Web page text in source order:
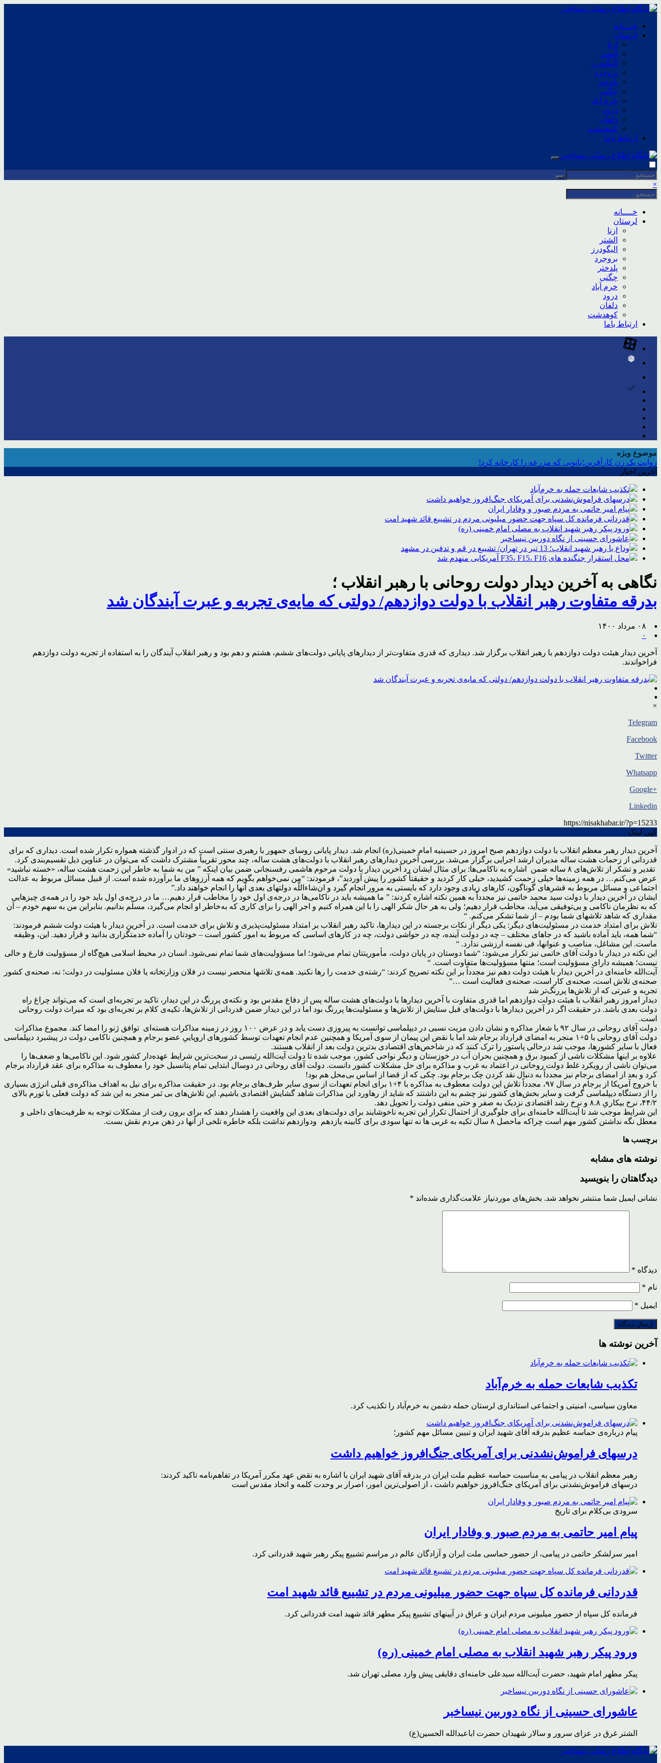
خــــانه
لرستان
ازنا
الشتر
الیگودرز
بروجرد
پلدختر
چگنی
خرم آباد
درود
دلفان
کوهدشت
ارتباط باما
×
خــــانه
لرستان
ازنا
الشتر
الیگودرز
بروجرد
پلدختر
چگنی
خرم آباد
درود
دلفان
کوهدشت
ارتباط باما
موضوع ویژه
روایت یک زن کارآفرین؛بانویی که مزرعه را کارخانه کرد!
آخرین اخبار
تکذیب شایعات حمله به خرم‌آباد
درسهای فراموش‌نشدنی برای آمریکای جنگ‌افروز خواهیم داشت
پیام امیر حاتمی به مردم صبور و وفادار ایران
قدردانی فرمانده کل سپاه جهت حضور میلیونی مردم در تشییع قائد شهید امت
ورود پیکر رهبر شهید انقلاب به مصلی امام خمینی (ره)
عاشورای حسینی از نگاه دوربین نیساخبر
وداع با رهبر شهید انقلاب؛ 13 تیر در تهران/ تشییع در قم و تدفین در مشهد
محل استقرار جنگنده های F35، F15، F16 آمریکایی منهدم شد
نگاهی به آخرین دیدار دولت روحانی با رهبر انقلاب ؛
بدرقه‌ متفاوت رهبر انقلاب با دولت دوازدهم/ دولتی که مایه‌ی تجربه و عبرت آیندگان شد
۰۸ مرداد ۱۴۰۰
۰
آخرین دیدار هیئت دولت دوازدهم با رهبر انقلاب برگزار شد. دیداری که قدری متفاوت‌تر از دیدارهای پایانی دولت‌های ششم، هشتم و دهم بود و رهبر انقلاب آیندگان را به استفاده از تجربه دولت دوازدهم
فراخواندند.
×
Telegram
Facebook
Twitter
Whatsapp
+Google
Linkedin
https://nisakhabar.ir/?p=15233
کپی لینک
آخرین دیدار رهبر معظم انقلاب با دولت دوازدهم صبح امروز در حسینیه امام خمینی(ره) انجام شد. دیدار پایانی روسای جمهور با رهبری سنتی است که در ادوار گذشته همواره تکرار شده است. دیداری که برای
قدردانی از زحمات هشت ساله مدیران ارشد اجرایی برگزار می‌شد. بررسی آخرین دیدارهای رهبر انقلاب با دولت‌های هشت ساله، چند محور تقریباً مشترک داشت که می‌توان در عناوین ذیل تقسیم‌بندی کرد.
تقدیر و تشکر از تلاش‌های ۸ ساله ضمن اشاره به ناکامی‌ها: برای مثال ایشان رد آخرین دیدار با دولت مرحوم هاشمی رفسنجانی ضمن بیان اینکه ” من به شما به خاطر این زحمت هشت ساله، «خسته نباشید»
عرض می‌کنم… در همه زمینه‌ها خیلی زحمت کشیدید، خیلی کار کردید و حقیقتاً کشور را پیش آوردید”، فرمودند: “من نمی‌خواهم بگویم که همه آرزوهای ما برآورده شده است. از قبیل مسائل مربوط به عدالت
اجتماعی و مسائل مربوط به قشرهای گوناگون، کارهای زیادی وجود دارد که بایستی به مرور انجام گیرد و ان‌شاءاللَّه دولتهای بعدی آنها را انجام خواهند داد.”
ایشان در آخرین دیدار با دولت سید محمد خاتمی نیز مجدداً به همین نکته اشاره کردند: ” ما همیشه باید در ناکامی‌ها در درجه‌ی اول خود را مخاطب قرار دهیم… ما در درجه‌ی اول باید خود را در همه‌ی چیزهایی
که به نظرمان ناکامی و بی‌توفیقی می‌آید، مخاطب قرار دهیم؛ ولی به هر حال شکر الهی را با این همراه کنیم و اجر الهی را برای کاری که به‌خاطر او انجام می‌گیرد، مسلّم بدانیم. بنابراین من به سهم خودم – آن
مقداری که شاهد تلاشهای شما بودم – از شما تشکر می‌کنم. “
تلاش برای امتداد خدمت در مسئولیت‌های دیگر: یکی دیگر از نکات برجسته در این دیدارها، تاکید رهبر انقلاب بر امتداد مسئولیت‌پذیری و تلاش برای خدمت است. در آخرین دیدار با هیئت دولت ششم فرمودند:
“شما همه، باید آماده باشید که در جاهای مختلف – چه در دولت آینده، چه در حواشی دولت، چه در کارهای اساسی که مربوط به امور کشور است – خودتان را آماده خدمتگزاری بدانید و قرار دهید. این، وظیفه
ماست. این مشاغل، مناصب و عنوانها، فی نفسه ارزشی ندارد. “
این نکته در دیدار با دولت آقای خاتمی نیز تکرار می‌شود: “شما دوستان در پایان دولت، مأموریتتان تمام می‌شود؛ اما مسؤولیت‌های شما تمام نمی‌شود. انسان در محیط اسلامی هیچ‌گاه از مسؤولیت فارغ و خالی
نیست؛ همیشه دارای مسؤولیت است؛ منتها مسؤولیت‌ها متفاوت است. “
آیت‌الله خامنه‌ای در آخرین دیدار با هیئت دولت دهم نیز مجدداً بر این نکته تصریح کردند: “رشته‌ی خدمت را رها نکنید. همه‌ی تلاشها منحصر نیست در فلان وزارتخانه یا فلان مسئولیت در دولت؛ نه، صحنه‌ی کشور
صحنه‌ی تلاش است، صحنه‌ی کار است، صحنه‌ی فعالیت است …”
تجربه‌ و عبرتی که از تلاش‌ها پررنگ‌تر شد
دیدار امروز رهبر انقلاب با هیئت دولت دوازدهم اما قدری متفاوت با آخرین دیدارها با دولت‌های هشت ساله پس از دفاع مقدس بود و نکته‌ی پررنگ در این دیدار، تاکید بر تجربه‌ای است که می‌تواند چراغ راه
دولت بعدی باشد. در حقیقت اگر در آخرین دیدارها با دولت‌های قبل ستایش از تلاش‌ها و مسئولیت‌ها پررنگ بود اما در این دیدار ضمن قدردانی از تلاش‌ها، تکیه‌ی کلام بر تجربه‌ای بود که میراث دولت روحانی
است.
دولت آقای روحانی در سال ۹۲ با شعار مذاکره و نشان دادن مزیت نسبی در دیپلماسی توانست به پیروزی دست یابد و در عرض ۱۰۰ روز در زمینه مذاکرات هسته‌ای توافق ژنو را امضا کند. مجموع مذاکرات
دولت آقای روحانی با ۵+۱ منجر به امضای قرارداد برجام شد اما با نقض این پیمان از سوی آمریکا و همچنین عدم انجام تعهدات توسط کشورهای اروپاییِ عضو برجام و همچنین ناکامی دولت در پیشبرد دیپلماسی
فعال با سایر کشورها، موجب شد درحالی پاستور را ترک کنند که در شاخص‌های اقتصادی بدترین دولت بعد از انقلاب هستند.
علاوه بر اینها مشکلات ناشی از کمبود برق و همچنین بحران آب در خوزستان و دیگر نواحی کشور، موجب شده تا دولت آیت‌الله رئیسی در سخت‌ترین شرایط عهده‌دار کشور شود. این ناکامی‌ها و ضعف‌ها را
می‌توان ناشی از رویکرد غلط دولت روحانی در اعتماد به غرب و مذاکره برای حل مشکلات کشور دانست. دولت آقای روحانی در دوسال ابتدایی تمام پتانسیل خود را معطوف به مذاکره برای عقد قرارداد برجام
کرد و بعد از امضای برجام نیز مجدداً به دنبال نقد کردن چک برجام بود. چکی که از قضا از اساس بی‌محل هم بود!
با خروج آمریکا از برجام در سال ۹۷، مجدداً تلاش این دولت معطوف به مذاکره با ۴+۱ برای انجام تعهدات از سوی سایر طرف‌های برجام بود. در حقیقت مذاکره برای نیل به اهداف مذاکره‌ی قبلی انرژی بسیاری
را از دستگاه دیپلماسی گرفت و سایر بخش‌های کشور نیز چشم به این داشتند که شاید از رهاورد این مذاکرات شاهد گشایش اقتصادی باشیم. این تلاش‌های بی ثمر منجر به این شد که دولت فعلی با تورم بالای
۴۴/۲، نرخ بیکاریِ ۸.۸ و نرخ رشد اقتصادی نزدیک به صفر و حتی منفی دولت را تحویل دهد.
این شرایط موجب شد تا آیت‌الله خامنه‌ای برای جلوگیری از احتمال تکرار این تجربه ناخوشایند برای دولت‌های بعدی این واقعیت را هشدار دهند که برای برون رفت از مشکلات توجه به ظرفیت‌های داخلی و
معطل نگه نداشتن کشور مهم است چراکه ماحصل ۸ سال تکیه به غربی ها نه تنها سودی برای کابینه یازدهم ودوازدهم نداشت بلکه خاطره تلخی از آنها در ذهن مردم نقش بست.
برچسب ها
نوشته های مشابه
دیدگاهتان را بنویسید
نشانی ایمیل شما منتشر نخواهد شد. بخش‌های موردنیاز علامت‌گذاری شده‌اند *
دیدگاه *
نام *
ایمیل *
آخرین نوشته ها
تکذیب شایعات حمله به خرم‌آباد
معاون سیاسی، امنیتی و اجتماعی استانداری لرستان حمله دشمن به خرم‌آباد را تکذیب کرد.
پیام درباره‌ی حماسه عظیم بدرقه آقای شهید ایران و تبیین مسائل مهم کشور؛
درسهای فراموش‌نشدنی برای آمریکای جنگ‌افروز خواهیم داشت
رهبر معظم انقلاب در پیامی به مناسبت حماسه عظیم ملت ایران در بدرقه آقای شهید ایران با اشاره به نقض عهد مکرر آمریکا در تفاهم‌نامه تاکید کردند:
درسهای فراموش‌نشدنی برای آمریکای جنگ‌افروز خواهیم داشت ، از اصولی‌ترین امور، اصرار بر وحدت کلمه و اتحاد مقدس است
سرودی بی‌کلام برای تاریخ
پیام امیر حاتمی به مردم صبور و وفادار ایران
امیر سرلشکر حاتمی در پیامی، از حضور حماسی ملت ایران و آزادگان عالم در مراسم تشییع پیکر رهبر شهید قدردانی کرد.
قدردانی فرمانده کل سپاه جهت حضور میلیونی مردم در تشییع قائد شهید امت
فرمانده کل سپاه از حضور میلیونی مردم ایران و عراق در آیینهای تشییع پیکر مطهر قائد شهید امت قدردانی کرد.
ورود پیکر رهبر شهید انقلاب به مصلی امام خمینی (ره)
پیکر مطهر امام شهید،‌ حضرت آیت‌الله سیدعلی خامنه‌ای دقایقی پیش وارد مصلی تهران شد.
عاشورای حسینی از نگاه دوربین نیساخبر
الشتر غرق در عزای سرور و سالار شهیدان حضرت اباعبدالله الحسین(ع)